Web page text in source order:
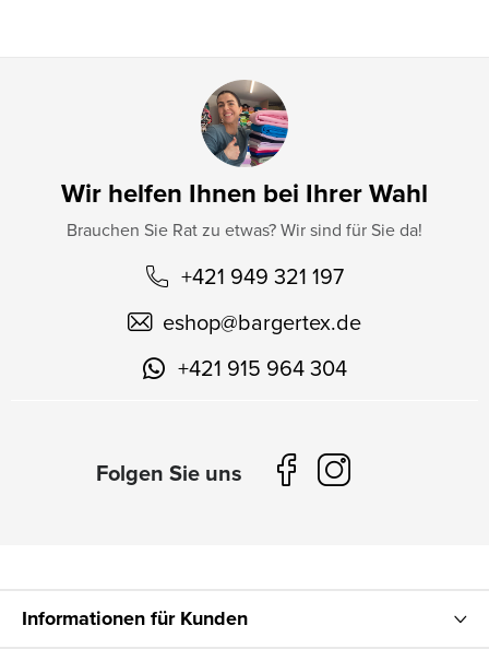
Wir helfen Ihnen bei Ihrer Wahl
Brauchen Sie Rat zu etwas? Wir sind für Sie da!
+421 949 321 197
eshop@bargertex.de
+421 915 964 304
Informationen für Kunden